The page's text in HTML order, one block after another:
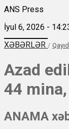
ANS Press
İyul 6, 2026 -
XƏBƏRLƏR /
Azad
44
ANAMA